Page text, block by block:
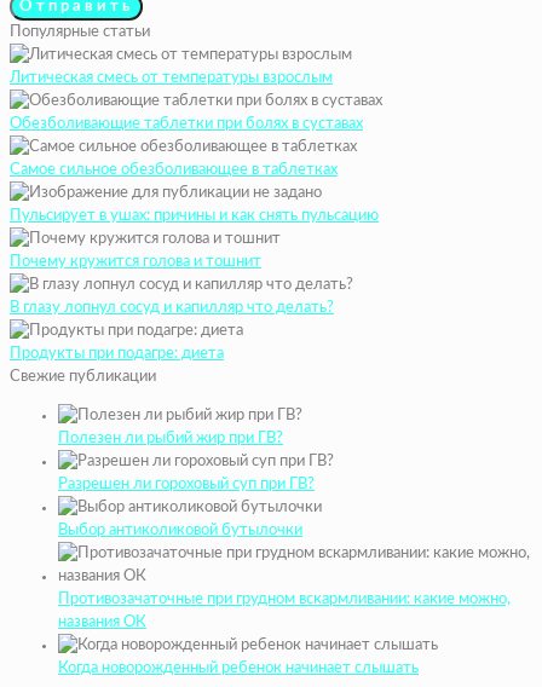
Популярные статьи
Литическая смесь от температуры взрослым
Обезболивающие таблетки при болях в суставах
Самое сильное обезболивающее в таблетках
Пульсирует в ушах: причины и как снять пульсацию
Почему кружится голова и тошнит
В глазу лопнул сосуд и капилляр что делать?
Продукты при подагре: диета
Свежие публикации
Полезен ли рыбий жир при ГВ?
Разрешен ли гороховый суп при ГВ?
Выбор антиколиковой бутылочки
Противозачаточные при грудном вскармливании: какие можно,
названия ОК
Когда новорожденный ребенок начинает слышать